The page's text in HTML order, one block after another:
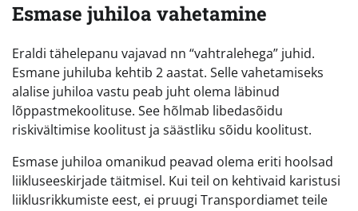
Esmase juhiloa vahetamine
Eraldi tähelepanu vajavad nn “vahtralehega” juhid.
Esmane juhiluba kehtib 2 aastat. Selle vahetamiseks
alalise juhiloa vastu peab juht olema läbinud
lõppastmekoolituse. See hõlmab libedasõidu
riskivältimise koolitust ja säästliku sõidu koolitust.
Esmase juhiloa omanikud peavad olema eriti hoolsad
liikluseeskirjade täitmisel. Kui teil on kehtivaid karistusi
liiklusrikkumiste eest, ei pruugi Transpordiamet teile